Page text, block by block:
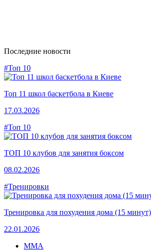
Последние новости
#Топ 10
Топ 11 школ баскетбола в Киеве
17.03.2026
#Топ 10
ТОП 10 клубов для занятия боксом
08.02.2026
#Тренировки
Тренировка для похудения дома (15
22.01.2026
MMA